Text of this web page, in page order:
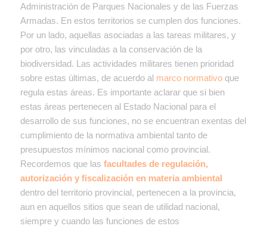
Administración de Parques Nacionales y de las Fuerzas
Armadas. En estos territorios se cumplen dos funciones.
Por un lado, aquellas asociadas a las tareas militares, y
por otro, las vinculadas a la conservación de la
biodiversidad. Las actividades militares tienen prioridad
sobre estas últimas, de acuerdo al marco normativoque
regula estas áreas. Es importante aclarar que si bien
estas áreas pertenecen al Estado Nacional para el
desarrollo de sus funciones, no se encuentran exentas del
cumplimiento de la normativa ambiental tanto de
presupuestos mínimos nacional como provincial.
Recordemos que las facultades de regulación,
autorización y fiscalización en materia ambiental
dentro del territorio provincial, pertenecen a la provincia,
aun en aquellos sitios que sean de utilidad nacional,
siempre y cuando las funciones de estos